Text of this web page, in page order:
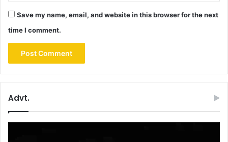
Save my name, email, and website in this browser for the next
time I comment.
Advt.